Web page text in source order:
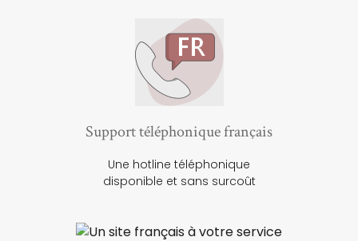
Support téléphonique français
Une hotline téléphonique
disponible et sans surcoût